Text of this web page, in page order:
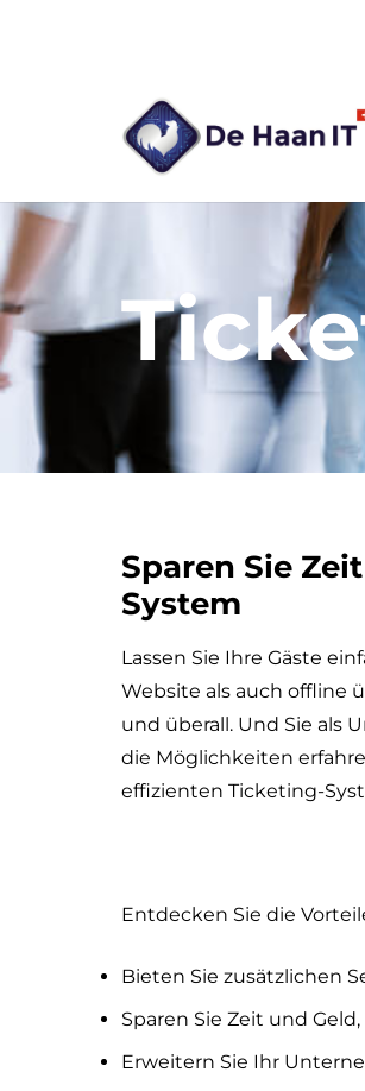
Sparen Sie
System
Lassen Sie Ihre Gäste
Website als auch offline
und überall. Und Sie als
die Möglichkeiten
effizienten Ticketing-
Entdecken Sie die
Bieten Sie zusätzlichen
Sparen Sie Zeit und
Erweitern Sie Ihr